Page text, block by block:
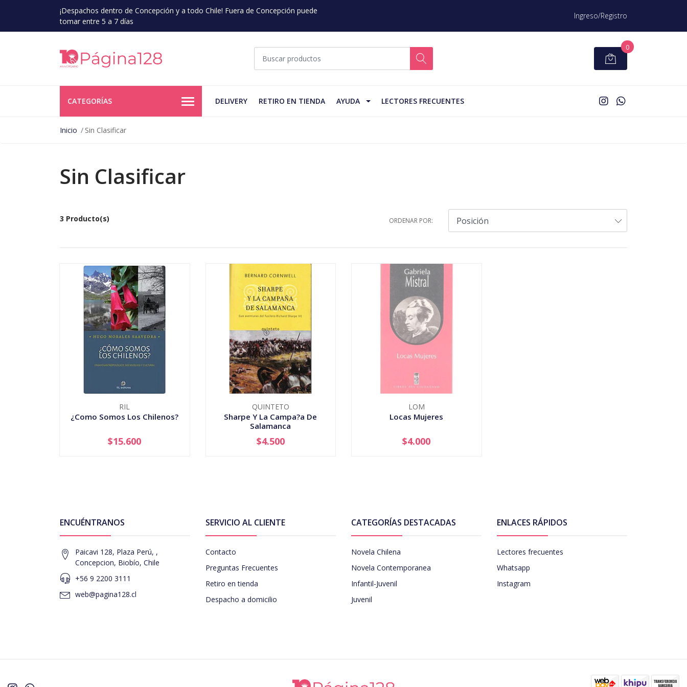
¡Despachos dentro de Concepción y a todo Chile! Fuera de Concepción puede
tomar entre 5 a 7 días
Ingreso/Registro
0
CATEGORÍAS DELIVERY RETIRO EN TIENDA AYUDA LECTORES FRECUENTES
Inicio Sin Clasificar
Sin Clasificar
3 Producto(s) ORDENAR POR:
RIL
¿Como Somos Los Chilenos?
+
$15.600
QUINTETO
Sharpe Y La Campa?a De
Salamanca
+
$4.500
LOM
Locas Mujeres
AGOTADO
$4.000
ENCUÉNTRANOS
Paicavi 128, Plaza Perú, ,
Concepcion, Biobío, Chile
+56 9 2200 3111
web@pagina128.cl
SERVICIO AL CLIENTE
Contacto
Preguntas Frecuentes
Retiro en tienda
Despacho a domicilio
CATEGORÍAS DESTACADAS
Novela Chilena
Novela Contemporanea
Infantil-Juvenil
Juvenil
ENLACES RÁPIDOS
Lectores frecuentes
Whatsapp
Instagram